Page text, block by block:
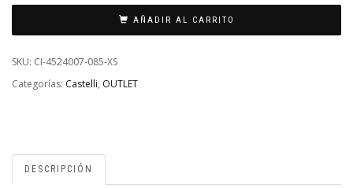
NEGRO
XS
CANTIDAD
AÑADIR AL CARRITO
SKU: CI-4524007-085-XS
Categorías: Castelli, OUTLET
DESCRIPCIÓN